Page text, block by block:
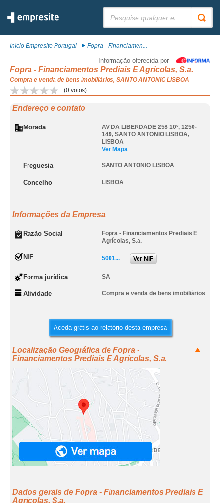
Início Empresite Portugal Fopra - Financiamen...
Informação oferecida por
Fopra - Financiamentos Prediais E Agrícolas, S.a.
Compra e venda de bens imobiliários, SANTO ANTONIO LISBOA
(0 votos)
Endereço e contato
Morada
AV DA LIBERDADE 258 10º, 1250-
149, SANTO ANTONIO LISBOA,
LISBOA
Ver Mapa
Freguesia SANTO ANTONIO LISBOA
Concelho LISBOA
Informações da Empresa
Razão Social
Fopra - Financiamentos Prediais E
Agrícolas, S.a.
NIF 5001... Ver NIF
Forma jurídica SA
Atividade Compra e venda de bens imobiliários
Aceda grátis ao relatório desta empresa
Localização Geográfica de Fopra -
Financiamentos Prediais E Agrícolas, S.a.
Dados gerais de Fopra - Financiamentos Prediais E
Agrícolas, S.a.